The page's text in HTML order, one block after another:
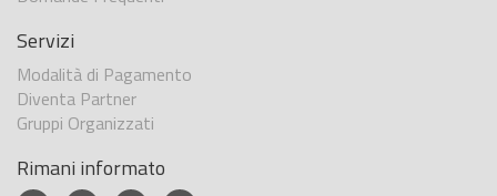
Servizi
Modalità di Pagamento
Diventa Partner
Gruppi Organizzati
Rimani informato